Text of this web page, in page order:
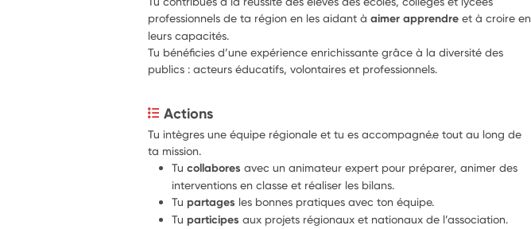
professionnels de ta région en les aidant àaimer apprendreet à croire en
leurs capacités.
Tu bénéficies d’une expérience enrichissante grâce à la diversité des
publics : acteurs éducatifs, volontaires et professionnels.
Actions
Tu intègres une équipe régionale et tu es accompagné.e tout au long de
ta mission.
Tu collabores avec un animateur expert pour préparer, animer des
interventions en classe et réaliser les bilans.
Tu partages les bonnes pratiques avec ton équipe.
Tu participes aux projets régionaux et nationaux de l’association.